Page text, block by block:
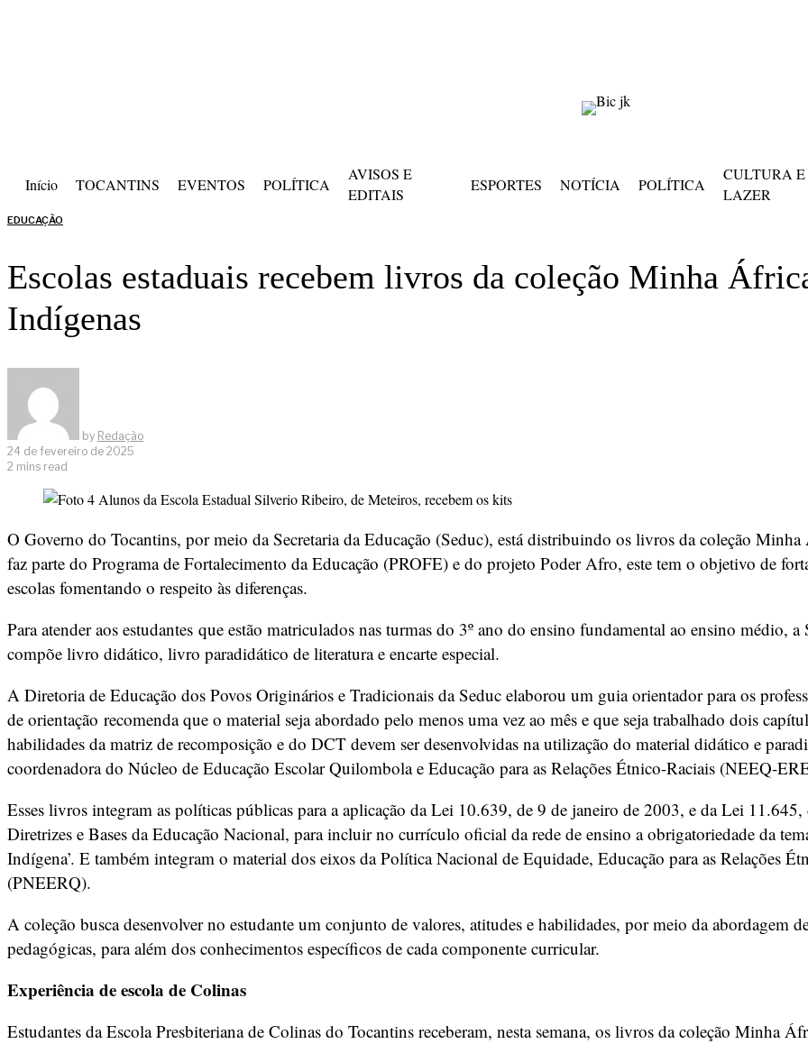
Início TOCANTINS EVENTOS POLÍTICA
AVISOS E
EDITAIS
ESPORTES NOTÍCIA POLÍTICA
CULTURA E
LAZER
EDUCAÇÃO
Escolas estaduais recebem livros da coleção Minha
Indígenas
by Redação
24 de fevereiro de 2025
2 mins read
O Governo do Tocantins, por meio da Secretaria da Educação (Seduc), está distribuindo os livros da coleção
faz parte do Programa de Fortalecimento da Educação (PROFE) e do projeto Poder Afro, este tem o objetivo de
escolas fomentando o respeito às diferenças.
Para atender aos estudantes que estão matriculados nas turmas do 3º ano do ensino fundamental ao ensino médio,
compõe livro didático, livro paradidático de literatura e encarte especial.
A Diretoria de Educação dos Povos Originários e Tradicionais da Seduc elaborou um guia orientador para os
de orientação recomenda que o material seja abordado pelo menos uma vez ao mês e que seja trabalhado dois
habilidades da matriz de recomposição e do DCT devem ser desenvolvidas na utilização do material didático e
coordenadora do Núcleo de Educação Escolar Quilombola e Educação para as Relações Étnico-Raciais (NEEQ-
Esses livros integram as políticas públicas para a aplicação da Lei 10.639, de 9 de janeiro de 2003, e da Lei 11.645,
Diretrizes e Bases da Educação Nacional, para incluir no currículo oficial da rede de ensino a obrigatoriedade da
Indígena’. E também integram o material dos eixos da Política Nacional de Equidade, Educação para as Relações
(PNEERQ).
A coleção busca desenvolver no estudante um conjunto de valores, atitudes e habilidades, por meio da abordagem
pedagógicas, para além dos conhecimentos específicos de cada componente curricular.
Experiência de escola de Colinas
Estudantes da Escola Presbiteriana de Colinas do Tocantins receberam, nesta semana, os livros da coleção Minha